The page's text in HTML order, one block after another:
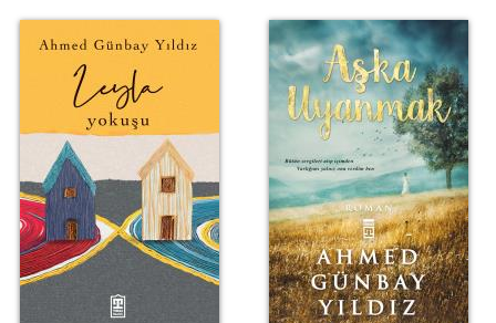
Leyla Yokuşu Aşka Uyanmak